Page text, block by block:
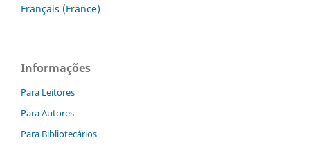
Français (France)
Informações
Para Leitores
Para Autores
Para Bibliotecários